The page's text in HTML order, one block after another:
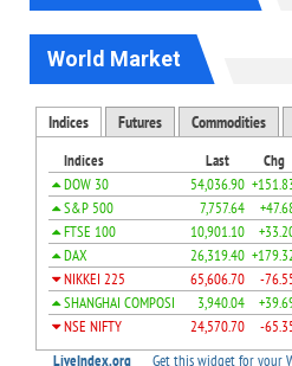
World Market